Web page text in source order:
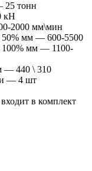
25 тонн
кН
2000 мм\мин
50% мм — 600-5500
100% мм — 1100-
— 440 \ 310
— 4 шт
в комплект